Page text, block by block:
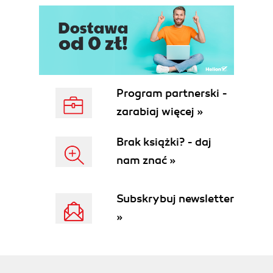
Przeznaczenie i budowa skoroszytu (55)
Obsługa arkusza (55)
Arkusz Ustawienia (56)
Arkusz Odbiorcy (60)
Arkusz Towary (62)
Wybór pozycji z bazy towarowej
(materiałowej) (64)
Arkusz Słownie (67)
Rozdział 7. Rachunek zwykły (69)
Obsługa skoroszytu (69)
Arkusz Ustawienia (70)
Program partnerski -
zarabiaj więcej »
Brak książki? - daj
nam znać »
Subskrybuj newsletter
»